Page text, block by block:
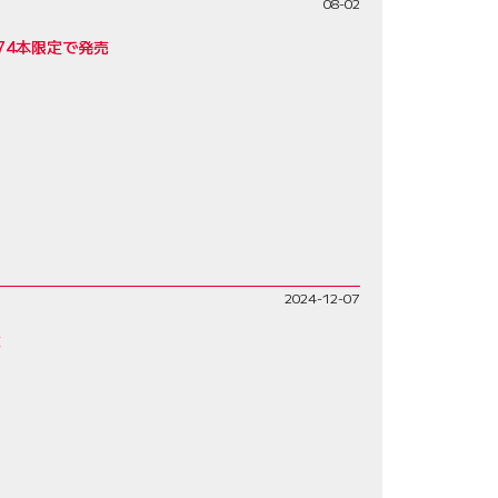
本限定で発売
2024-12-07